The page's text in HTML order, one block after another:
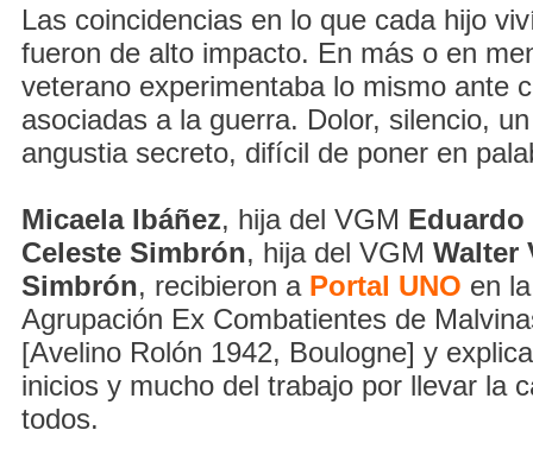
Las coincidencias en lo que cada hijo
fueron de alto impacto. En más o en
veterano experimentaba lo mismo ante
asociadas a la guerra. Dolor, silencio,
angustia secreto, difícil de poner en
Micaela Ibáñez, hija del VGM Eduardo
Celeste Simbrón, hija del VGM Walter
Simbrón, recibieron a Portal UNO en
Agrupación Ex Combatientes de
[Avelino Rolón 1942, Boulogne] y
inicios y mucho del trabajo por llevar la
todos.